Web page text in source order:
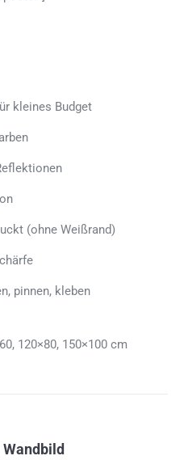
kleines Budget
(ohne Weißrand)
pinnen, kleben
120×80, 150×100 cm